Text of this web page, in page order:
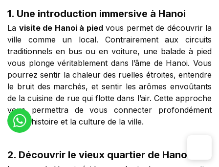
1. Une introduction immersive à Hanoi
La visite de Hanoi à piedvous permet de découvrir la
ville comme un local. Contrairement aux circuits
traditionnels en bus ou en voiture, une balade à pied
vous plonge véritablement dans l’âme de Hanoi. Vous
pourrez sentir la chaleur des ruelles étroites, entendre
le bruit des marchés, et sentir les arômes envoûtants
de la cuisine de rue qui flotte dans l’air. Cette approche
vous permettra de vous connecter profondément
avec l’histoire et la culture de la ville.
2. Découvrir le vieux quartier de Hanoi